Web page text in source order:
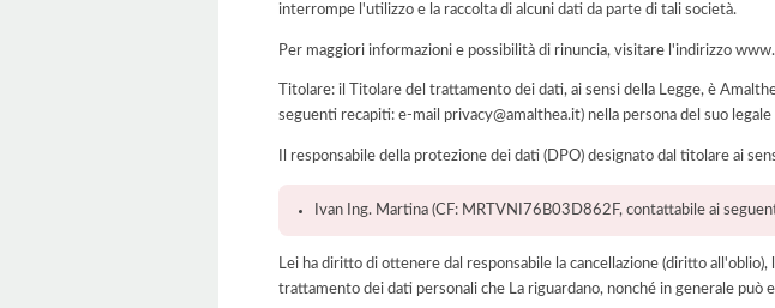
interrompe l'utilizzo e la raccolta di alcuni dati da parte di tali società.
Per maggiori informazioni e possibilità di rinuncia, visitare l'indirizzo
Titolare: il Titolare del trattamento dei dati, ai sensi della Legge, è
seguenti recapiti: e-mail privacy@amalthea.it) nella persona del suo
Il responsabile della protezione dei dati (DPO) designato dal titolare ai
Ivan Ing. Martina (CF: MRTVNI76B03D862F, contattabile ai
Lei ha diritto di ottenere dal responsabile la cancellazione (diritto
trattamento dei dati personali che La riguardano, nonché in generale